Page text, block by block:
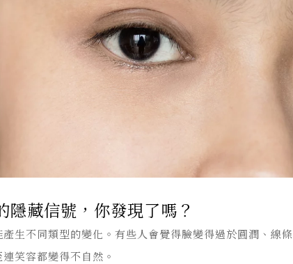
隱藏信號，你發現了嗎？
生不同類型的變化。有些人會覺得臉變得過於圓潤、線條
笑容都變得不自然。